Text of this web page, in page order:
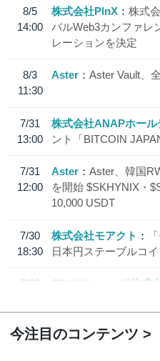
8/5
14:00
株式会社PlnX
株式
バルWeb3カンファレ
レーションを決定
8/3
11:30
Aster Aster Vault、
7/31
13:00
株式会社ANAPホール
ント「BITCOIN
7/31
12:00
Aster
Aster、韓国
を開始 $SKHYNIX・
10,000 USDT
7/30
18:30
株式会社モアクト
日本円ステーブルコ
7/29
SBI VCトレード株式
今注目のコンテンツ